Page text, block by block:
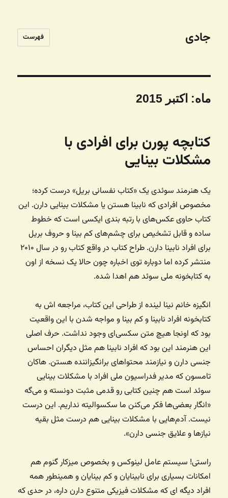
جادی فهرست
ماه: اکتبر 2015
کتابچه پورن برای افرادی با
مشکلات بینایی
یک هنرمند سوئدی یک «کتاب نفسانی بریل» درست کرده؛
مخصوص افرادی که نابینا هستن یا مشکلات بینایی دارن. این
کتاب حاوی عکس‌های با رتبه بندی ایکسی است که خطوط
ساده و قابل تشخیص برای چشم‌های کم بینا و حروف بریل
برای افراد نابینا دارن. طراح کتاب در واقع کتاب رو در سال ۲۰۱۰
منتشر کرده اما دوباره توی اخباره چون حالا یک نسخه از اون
به کتابخونه ملی سوئد هم اهدا شده.
انگیزه خانم نینا لینده از طراحی این کتاب، مراجعه اش به
کتابخونه افراد نابینا و کم بینا و مواجه شدن با این واقعیت
بود که اونجا هیچ متن سکسی‌ای وجود نداشت. حرف اصلی
این هنرمند این بود که افراد نابینا هم مثل دیگران احساس
جنسی دارن و نیازمند محتواهای برانگیزاننده هستن. هاکان
تامسون که مدیر فدراسیون ملی افراد با مشکلات بینایی
سوئد است هم چنین کتابی رو قدمی مثبت دونسته و می‌گه
«انگار بعضی‌ها فکر می‌کنن ما سکسوالیته نداریم. این درست
نیست. آدم‌هایی با مشکلات بینایی هم درست مثل بقیه
نیازها و علایق جنسی دارن».
راستی! سیستم عامل لینوکس و بخصوص میزکار گنوم هم
امکانات بسیاری برای نابینایان و کم بینایان و همینطور همه
افراد دیگه ای که مشکلات فیزیکی متنوع دارن داره، در حدی که